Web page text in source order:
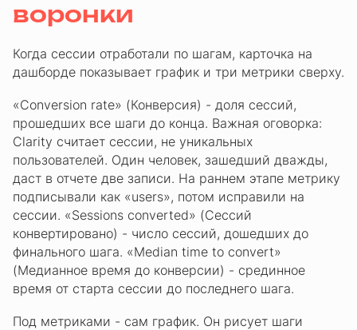
воронки
Когда сессии отработали по шагам, карточка на
дашборде показывает график и три метрики сверху.
«Conversion rate» (Конверсия) - доля сессий,
прошедших все шаги до конца. Важная оговорка:
Clarity считает сессии, не уникальных
пользователей. Один человек, зашедший дважды,
даст в отчете две записи. На раннем этапе метрику
подписывали как «users», потом исправили на
сессии. «Sessions converted» (Сессий
конвертировано) - число сессий, дошедших до
финального шага. «Median time to convert»
(Медианное время до конверсии) - срединное
время от старта сессии до последнего шага.
Под метриками - сам график. Он рисует шаги